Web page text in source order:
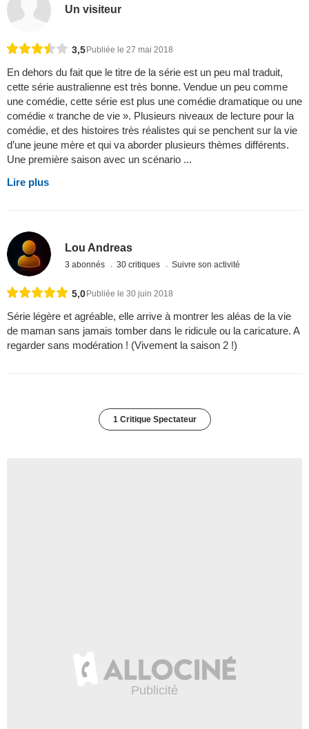
Un visiteur
3,5 Publiée le 27 mai 2018
En dehors du fait que le titre de la série est un peu mal traduit,
cette série australienne est très bonne. Vendue un peu comme
une comédie, cette série est plus une comédie dramatique ou une
comédie « tranche de vie ». Plusieurs niveaux de lecture pour la
comédie, et des histoires très réalistes qui se penchent sur la vie
d’une jeune mère et qui va aborder plusieurs thèmes différents.
Une première saison avec un scénario ...
Lire plus
Lou Andreas
3 abonnés 30 critiques Suivre son activité
5,0Publiée le 30 juin 2018
Série légère et agréable, elle arrive à montrer les aléas de la vie
de maman sans jamais tomber dans le ridicule ou la caricature. A
regarder sans modération ! (Vivement la saison 2 !)
1 Critique Spectateur